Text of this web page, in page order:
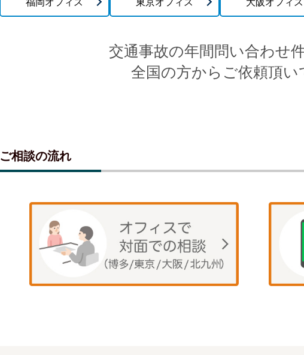
福岡オフィス 東京オフィス 大阪オフィス
交通事故の年間問い合わせ
全国の方からご依頼頂い
ご相談の流れ